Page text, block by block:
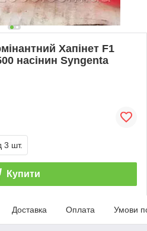
Хапінет F1
насінин Syngenta
3 шт.
Купити
Доставка Оплата Умови